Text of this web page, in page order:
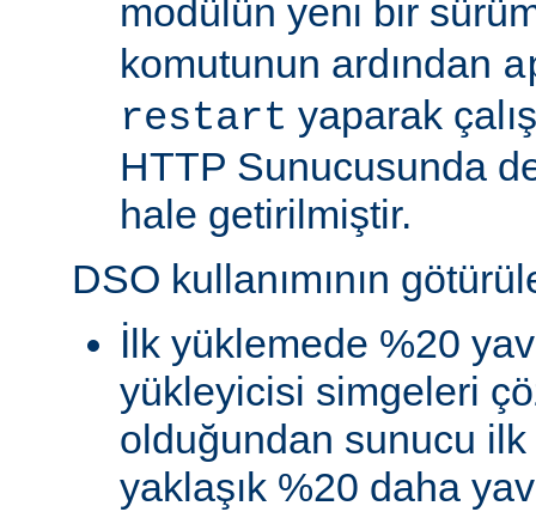
modülün yeni bir
komutunun ardından
restart yaparak
HTTP Sunucusunda
hale getirilmiştir.
DSO kullanımının
İlk yüklemede %20
yükleyicisi simgeleri
olduğundan sunucu ilk
yaklaşık %20 daha